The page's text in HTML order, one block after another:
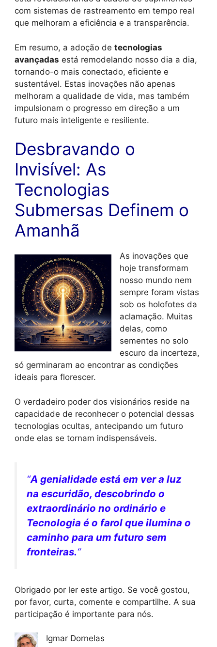
com sistemas de rastreamento em tempo real
que melhoram a eficiência e a transparência.
Em resumo, a adoção de tecnologias
avançadas está remodelando nosso dia a dia,
tornando-o mais conectado, eficiente e
sustentável. Estas inovações não apenas
melhoram a qualidade de vida, mas também
impulsionam o progresso em direção a um
futuro mais inteligente e resiliente.
Desbravando o
Invisível: As
Tecnologias
Submersas Definem o
Amanhã
As inovações que
hoje transformam
nosso mundo nem
sempre foram vistas
sob os holofotes da
aclamação. Muitas
delas, como
sementes no solo
escuro da incerteza,
só germinaram ao encontrar as condições
ideais para florescer.
O verdadeiro poder dos visionários reside na
capacidade de reconhecer o potencial dessas
tecnologias ocultas, antecipando um futuro
onde elas se tornam indispensáveis.
“A genialidade está em ver a luz
na escuridão, descobrindo o
extraordinário no ordinário e
Tecnologia é o farol que ilumina o
caminho para um futuro sem
fronteiras.“
Obrigado por ler este artigo. Se você gostou,
por favor, curta, comente e compartilhe. A sua
participação é importante para nós.
Igmar Dornelas